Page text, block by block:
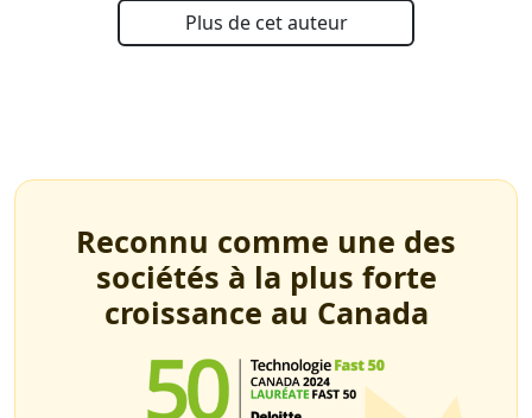
Plus de cet auteur
Reconnu comme une des
sociétés à la plus forte
croissance au Canada